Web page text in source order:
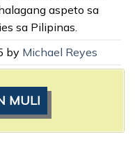
aspeto sa
sa Pilipinas.
by Michael Reyes
MULI